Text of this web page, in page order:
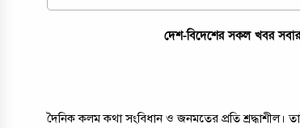
দেশ-বিদেশের সকল খবর
দৈনিক কলম কথা সংবিধান ও জনমতের প্রতি শ্রদ্ধাশীল।